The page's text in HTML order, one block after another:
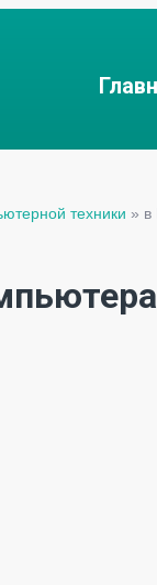
техники » в